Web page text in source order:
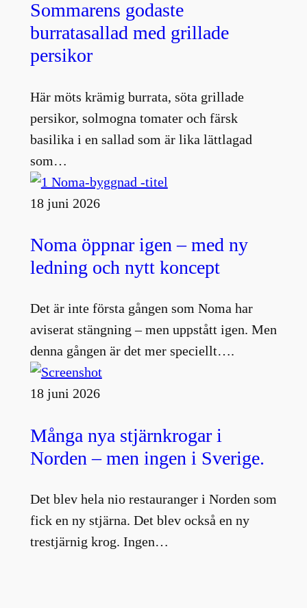
Sommarens godaste
burratasallad med grillade
persikor
Här möts krämig burrata, söta grillade
persikor, solmogna tomater och färsk
basilika i en sallad som är lika lättlagad
som…
18 juni 2026
Noma öppnar igen – med ny
ledning och nytt koncept
Det är inte första gången som Noma har
aviserat stängning – men uppstått igen. Men
denna gången är det mer speciellt….
18 juni 2026
Många nya stjärnkrogar i
Norden – men ingen i Sverige.
Det blev hela nio restauranger i Norden som
fick en ny stjärna. Det blev också en ny
trestjärnig krog. Ingen…